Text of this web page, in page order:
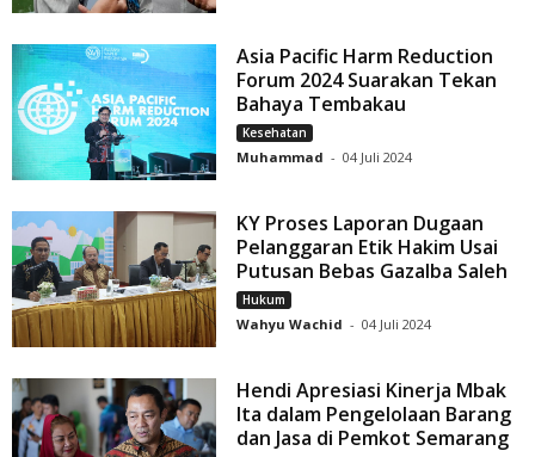
Asia Pacific Harm Reduction
Forum 2024 Suarakan Tekan
Bahaya Tembakau
Kesehatan
Muhammad - 04 Juli 2024
KY Proses Laporan Dugaan
Pelanggaran Etik Hakim Usai
Putusan Bebas Gazalba Saleh
Hukum
Wahyu Wachid - 04 Juli 2024
Hendi Apresiasi Kinerja Mbak
Ita dalam Pengelolaan Barang
dan Jasa di Pemkot Semarang